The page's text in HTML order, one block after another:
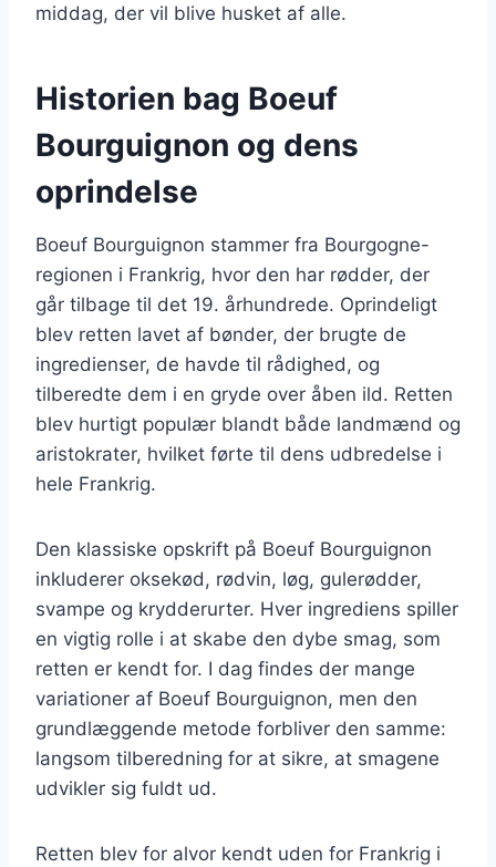
middag, der vil blive husket af alle.
Historien bag Boeuf
Bourguignon og dens
oprindelse
Boeuf Bourguignon stammer fra Bourgogne-
regionen i Frankrig, hvor den har rødder, der
går tilbage til det 19. århundrede. Oprindeligt
blev retten lavet af bønder, der brugte de
ingredienser, de havde til rådighed, og
tilberedte dem i en gryde over åben ild. Retten
blev hurtigt populær blandt både landmænd og
aristokrater, hvilket førte til dens udbredelse i
hele Frankrig.
Den klassiske opskrift på Boeuf Bourguignon
inkluderer oksekød, rødvin, løg, gulerødder,
svampe og krydderurter. Hver ingrediens spiller
en vigtig rolle i at skabe den dybe smag, som
retten er kendt for. I dag findes der mange
variationer af Boeuf Bourguignon, men den
grundlæggende metode forbliver den samme:
langsom tilberedning for at sikre, at smagene
udvikler sig fuldt ud.
Retten blev for alvor kendt uden for Frankrig i